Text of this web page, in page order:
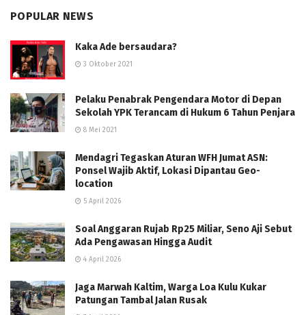
POPULAR NEWS
Kaka Ade bersaudara?
3 Oktober 2021
Pelaku Penabrak Pengendara Motor di Depan
Sekolah YPK Terancam di Hukum 6 Tahun Penjara
8 Mei 2021
Mendagri Tegaskan Aturan WFH Jumat ASN:
Ponsel Wajib Aktif, Lokasi Dipantau Geo-
location
5 April 2026
Soal Anggaran Rujab Rp25 Miliar, Seno Aji Sebut
Ada Pengawasan Hingga Audit
4 April 2026
Jaga Marwah Kaltim, Warga Loa Kulu Kukar
Patungan Tambal Jalan Rusak